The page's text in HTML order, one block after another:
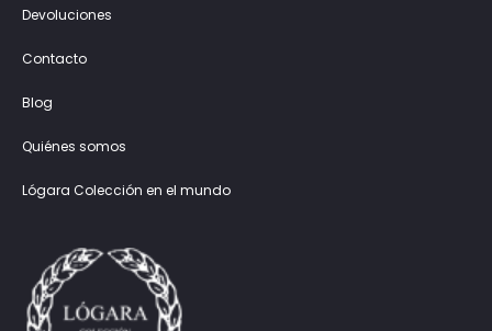
Devoluciones
Contacto
Blog
Quiénes somos
Lógara Colección en el mundo